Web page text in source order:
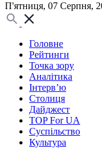
П'ятниця, 07 Серпня,
Головне
Рейтинги
Точка зору
Аналітика
Інтерв’ю
Столиця
Дайджест
TOP For UA
Суспiльство
Культура